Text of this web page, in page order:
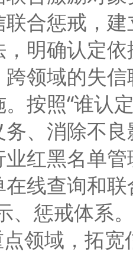
合惩戒，
明确认定
领域的失
按照“谁认
、消除不
红黑名单
线查询和
、惩戒体系
领域，拓